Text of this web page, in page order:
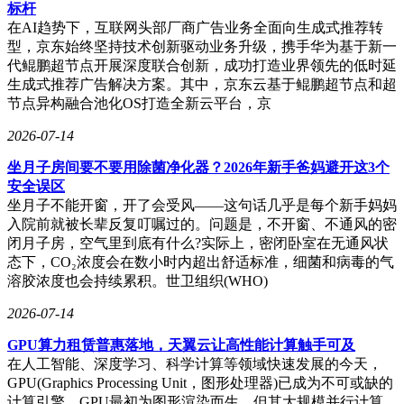
标杆
在AI趋势下，互联网头部厂商广告业务全面向生成式推荐转
型，京东始终坚持技术创新驱动业务升级，携手华为基于新一
代鲲鹏超节点开展深度联合创新，成功打造业界领先的低时延
生成式推荐广告解决方案。其中，京东云基于鲲鹏超节点和超
节点异构融合池化OS打造全新云平台，京
2026-07-14
坐月子房间要不要用除菌净化器？2026年新手爸妈避开这3个
安全误区
坐月子不能开窗，开了会受风——这句话几乎是每个新手妈妈
入院前就被长辈反复叮嘱过的。问题是，不开窗、不通风的密
闭月子房，空气里到底有什么?实际上，密闭卧室在无通风状
态下，CO₂浓度会在数小时内超出舒适标准，细菌和病毒的气
溶胶浓度也会持续累积。世卫组织(WHO)
2026-07-14
GPU算力租赁普惠落地，天翼云让高性能计算触手可及
在人工智能、深度学习、科学计算等领域快速发展的今天，
GPU(Graphics Processing Unit，图形处理器)已成为不可或缺的